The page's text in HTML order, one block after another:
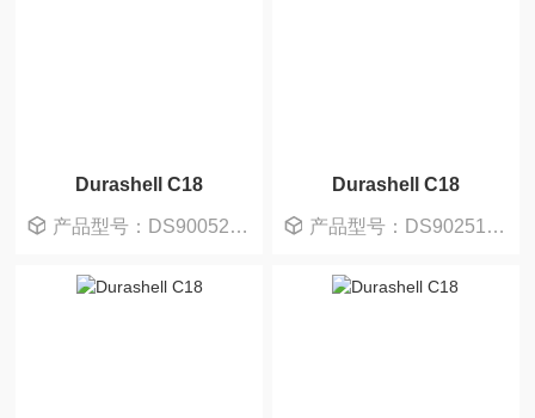
Durashell C18
产品型号：DS900520-0
Durashell C18
产品型号：DS902510-0